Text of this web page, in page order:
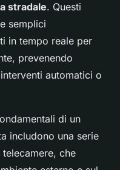
stradale. Questi
semplici
in tempo reale per
prevenendo
automatici o
di un
includono una serie
che